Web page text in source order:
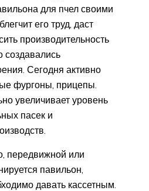
для пчел своими
его труд, даст
производительность
создавались
Сегодня активно
фургоны, прицепы.
увеличивает уровень
пасек и
передвижной или
павильон,
давать кассетным.